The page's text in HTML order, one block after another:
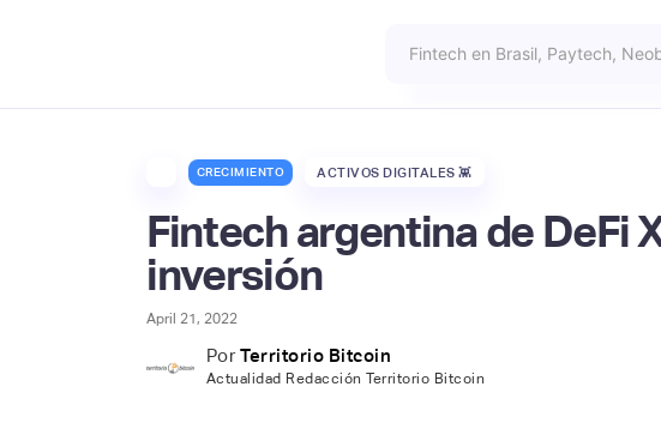
CRECIMIENTO ACTIVOS DIGITALES 👾
Fintech argentina de DeFi
inversión
April 21, 2022
Por Territorio Bitcoin
Actualidad Redacción Territorio Bitcoin